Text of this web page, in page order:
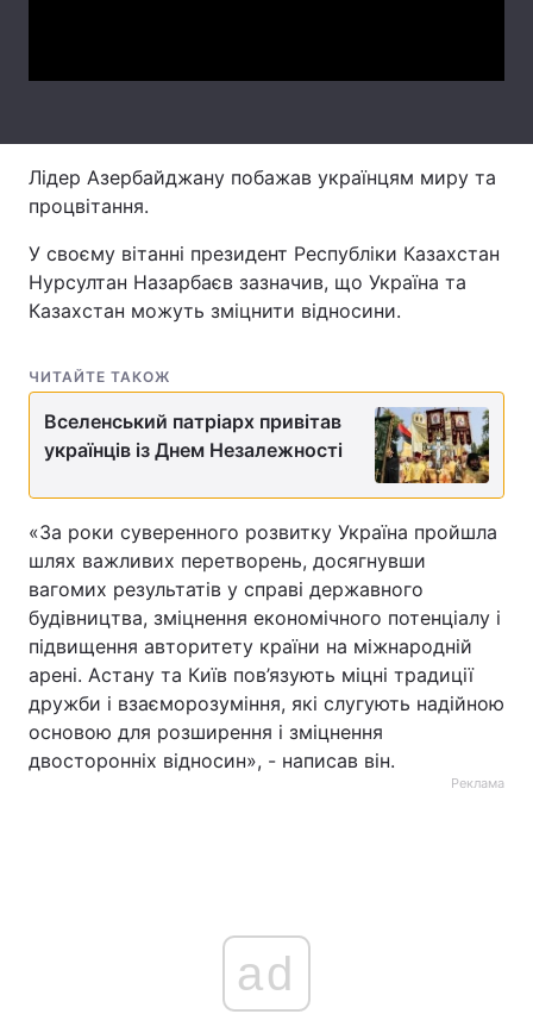
Лідер Азербайджану побажав українцям миру та
процвітання.
У своєму вітанні президент Республіки Казахстан
Нурсултан Назарбаєв зазначив, що Україна та
Казахстан можуть зміцнити відносини.
ЧИТАЙТЕ ТАКОЖ
Вселенський патріарх привітав
українців із Днем Незалежності
«За роки суверенного розвитку Україна пройшла
шлях важливих перетворень, досягнувши
вагомих результатів у справі державного
будівництва, зміцнення економічного потенціалу і
підвищення авторитету країни на міжнародній
арені. Астану та Київ пов’язують міцні традиції
дружби і взаєморозуміння, які слугують надійною
основою для розширення і зміцнення
двосторонніх відносин», - написав він.
Реклама
ad